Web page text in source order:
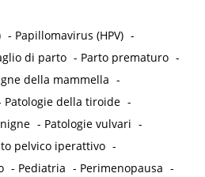
- Papillomavirus (HPV) -
di parto - Parto prematuro -
della mammella -
Patologie della tiroide -
- Patologie vulvari -
pelvico iperattivo -
- Pediatria - Perimenopausa -